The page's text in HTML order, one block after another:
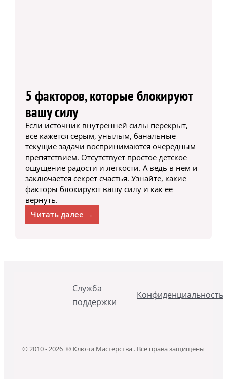
5 факторов, которые блокируют
вашу силу
Если источник внутренней силы перекрыт,
все кажется серым, унылым, банальные
текущие задачи воспринимаются очередным
препятствием. Отсутствует простое детское
ощущение радости и легкости. А ведь в нем и
заключается секрет счастья. Узнайте, какие
факторы блокируют вашу силу и как ее
вернуть.
Читать далее →
Служба
поддержки
Конфиденциальность
© 2010 - 2026 ® Ключи Мастерства . Все права защищены